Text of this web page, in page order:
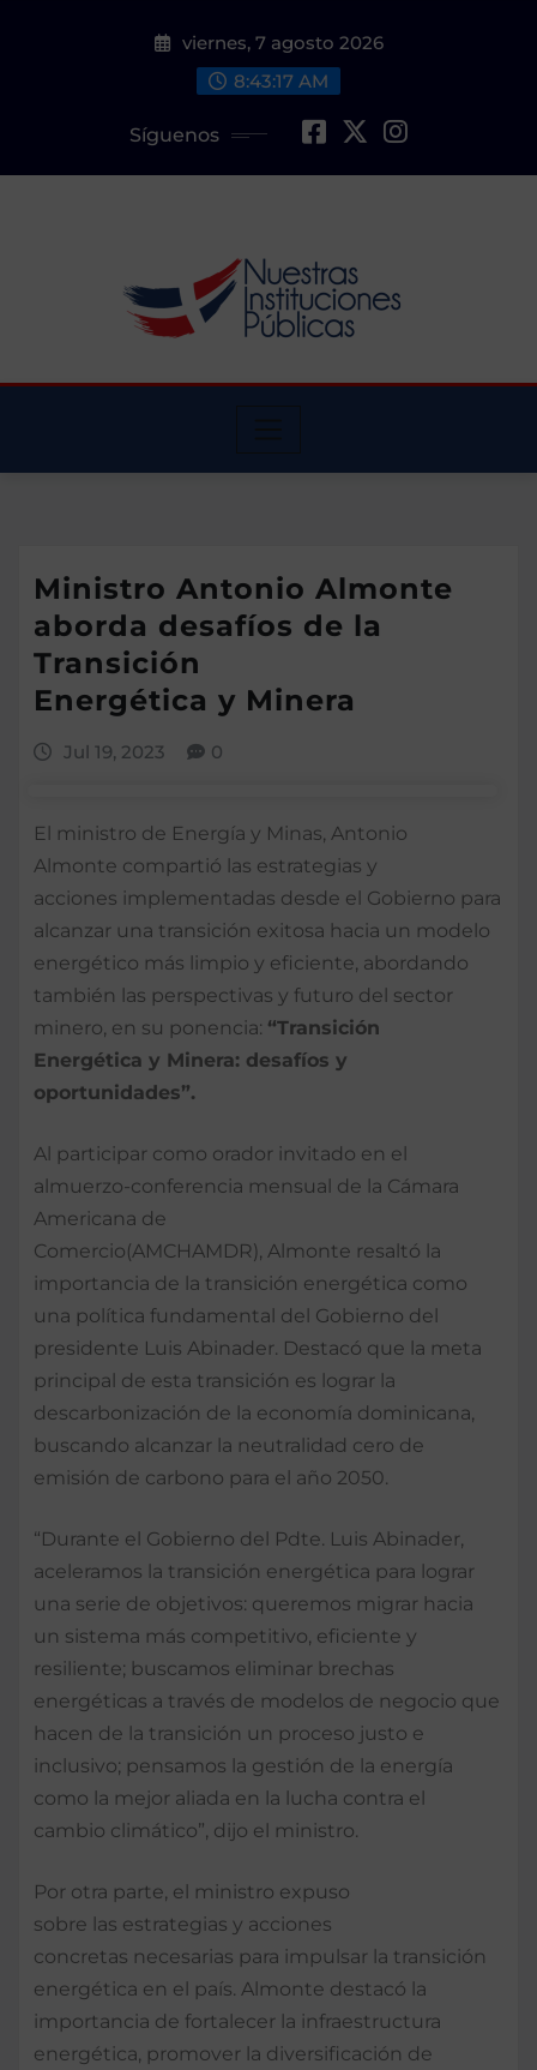
viernes, 7 agosto 2026
8:43:19 AM
Síguenos
Ministro Antonio Almonte
aborda desafíos de la
Transición
Energética y Minera
Jul 19, 2023 0
El ministro de Energía y Minas, Antonio
Almonte compartió las estrategias y
acciones implementadas desde el Gobierno para
alcanzar una transición exitosa hacia un modelo
energético más limpio y eficiente, abordando
también las perspectivas y futuro del sector
minero, en su ponencia: “Transición
Energética y Minera: desafíos y
oportunidades”.
Al participar como orador invitado en el
almuerzo-conferencia mensual de la Cámara
Americana de
Comercio(AMCHAMDR), Almonte resaltó la
importancia de la transición energética como
una política fundamental del Gobierno del
presidente Luis Abinader. Destacó que la meta
principal de esta transición es lograr la
descarbonización de la economía dominicana,
buscando alcanzar la neutralidad cero de
emisión de carbono para el año 2050.
“Durante el Gobierno del Pdte. Luis Abinader,
aceleramos la transición energética para lograr
una serie de objetivos: queremos migrar hacia
un sistema más competitivo, eficiente y
resiliente; buscamos eliminar brechas
energéticas a través de modelos de negocio que
hacen de la transición un proceso justo e
inclusivo; pensamos la gestión de la energía
como la mejor aliada en la lucha contra el
cambio climático”, dijo el ministro.
Por otra parte, el ministro expuso
sobre las estrategias y acciones
concretas necesarias para impulsar la transición
energética en el país. Almonte destacó la
importancia de fortalecer la infraestructura
energética, promover la diversificación de